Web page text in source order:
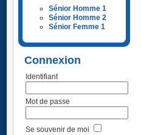
Sénior Homme 1
Sénior Homme 2
Sénior Femme 1
Connexion
Identifiant
Mot de passe
Se souvenir de moi